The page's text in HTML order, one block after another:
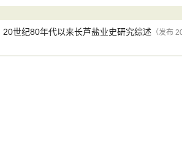
20世纪80年代以来长芦盐业史研究综述 （发布